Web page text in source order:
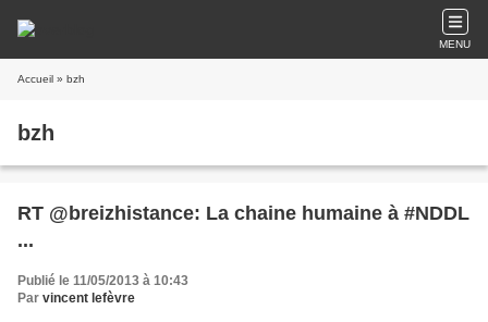
MENU
Accueil » bzh
bzh
RT @breizhistance: La chaine humaine à #NDDL
...
Publié le 11/05/2013 à 10:43
Par vincent lefèvre